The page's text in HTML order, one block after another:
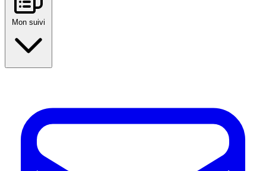
Mon suivi